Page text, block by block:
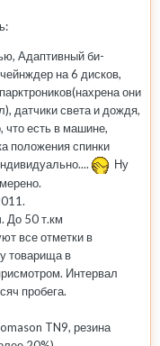
Адаптивный би-
на 6 дисков,
они
датчики света и дождя,
что есть в машине,
положения спинки
Ну
До 50 т.км
все отметки в
товарища в
Интервал
пробега.
TN9, резина